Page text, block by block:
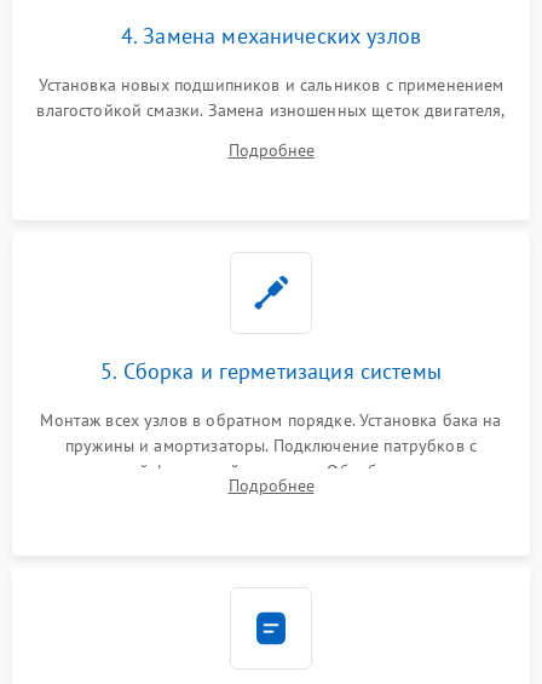
4. Замена механических узлов
Установка новых подшипников и сальников с применением
влагостойкой смазки. Замена изношенных щеток двигателя,
или поврежденной резиновой манжеты.
Подробнее
5. Сборка и герметизация системы
Монтаж всех узлов в обратном порядке. Установка бака на
пружины и амортизаторы. Подключение патрубков с
надежной фиксацией хомутами. Обработка стыков
герметиком для предотвращения возможных протечек воды.
Подробнее